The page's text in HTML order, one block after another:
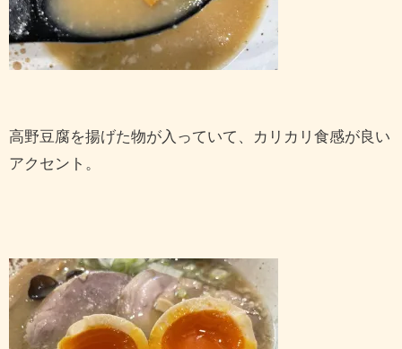
高野豆腐を揚げた物が入っていて、カリカリ食感が良い
アクセント。